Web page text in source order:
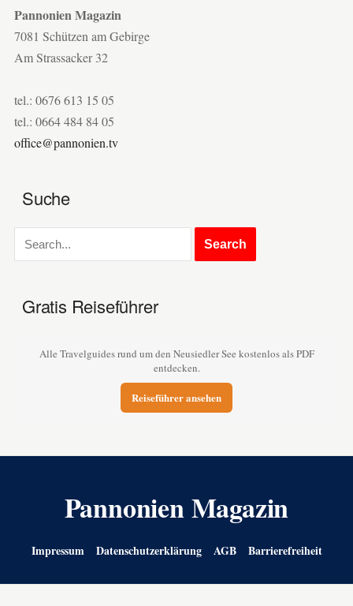
Pannonien Magazin
7081 Schützen am Gebirge
Am Strassacker 32
tel.: 0676 613 15 05
tel.: 0664 484 84 05
office@pannonien.tv
Suche
Gratis Reiseführer
Alle Travelguides rund um den Neusiedler See kostenlos als PDF
entdecken.
Reiseführer ansehen
Pannonien Magazin
Impressum Datenschutzerklärung AGB Barrierefreiheit